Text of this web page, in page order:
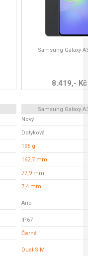
Samsung Galaxy
8.419,- Kč
Samsung Galaxy
Nový
Dotyková
195 g
162,7 mm
77,9 mm
7,4 mm
Ano
IP67
Černá
Dual SIM